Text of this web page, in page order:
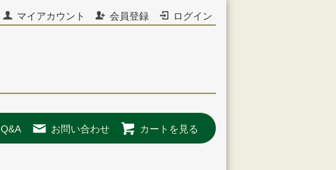
マイアカウント 会員登録 ログイン
Q&A お問い合わせ カートを見る